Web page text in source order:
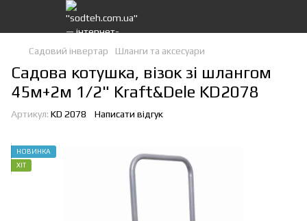
Садовий інвертар Шланги та аксесуари
Садова котушка, візок зі шлангом
45м+2м 1/2" Kraft&Dele KD2078
Артикул: KD 2078 Написати відгук
НОВИНКА
ХІТ